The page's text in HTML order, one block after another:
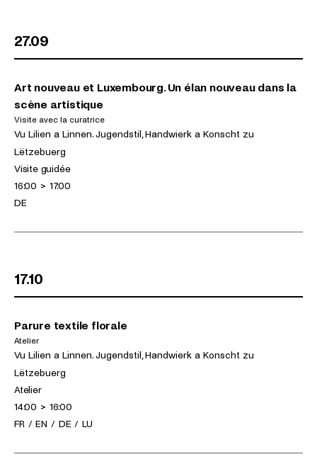
27.09
Art nouveau et Luxembourg. Un élan nouveau dans la
scène artistique
Visite avec la curatrice
(dimanche 27.09.2026)
Expositions
Vu Lilien a Linnen. Jugendstil, Handwierk a Konscht zu
Lëtzebuerg
Activités
Visite guidée
Horaires
16:00 > 17:00
Langues
DE
17.10
Parure textile florale
Atelier
(samedi 17.10.2026)
Expositions
Vu Lilien a Linnen. Jugendstil, Handwierk a Konscht zu
Lëtzebuerg
Activités
Atelier
Horaires
14:00 > 16:00
Langues
FR / EN / DE / LU